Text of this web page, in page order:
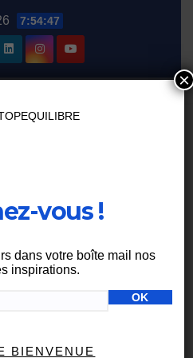
7:54:48
vous !
dans votre boîte mail nos
inspirations.
BIENVENUE
×